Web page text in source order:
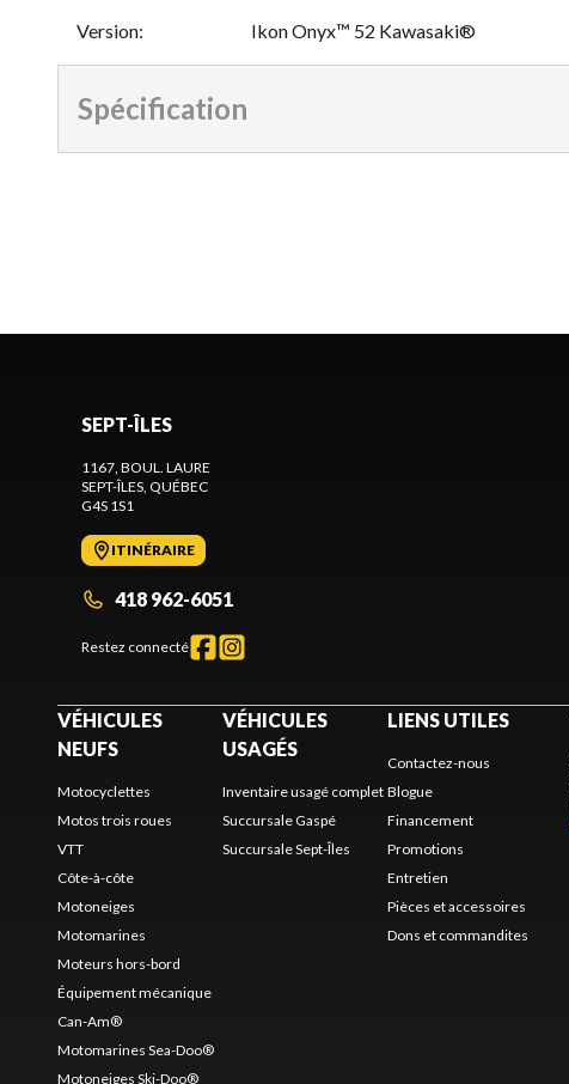
Version: Ikon Onyx™ 52 Kawasaki®
Spécification
SEPT-ÎLES
1167, BOUL. LAURE
SEPT-ÎLES, QUÉBEC
G4S 1S1
ITINÉRAIRE
418 962-6051
Restez connecté
VÉHICULES
NEUFS
Motocyclettes
Motos trois roues
VTT
Côte-à-côte
Motoneiges
Motomarines
Moteurs hors-bord
Équipement mécanique
Can-Am®
Motomarines Sea-Doo®
Motoneiges Ski-Doo®
VÉHICULES
USAGÉS
Inventaire usagé complet
Succursale Gaspé
Succursale Sept-Îles
LIENS UTILES
Contactez-nous
Blogue
Financement
Promotions
Entretien
Pièces et accessoires
Dons et commandites